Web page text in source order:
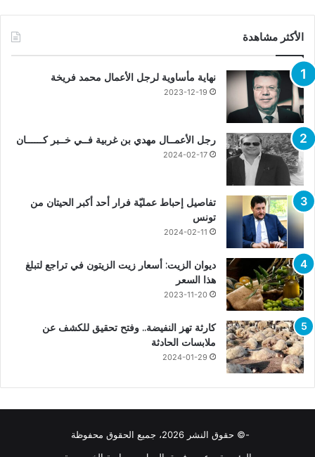
الأكثر مشاهدة
نهاية مأساوية لرجل الأعمال محمد فريخة
2023-12-19
رجل الأعمــال مهدي بن غربية فــي خــبر كــــــان
2024-02-17
تفاصيل إحباط عمليّة فرار أحد أكبر الحيتان من
تونس
2024-02-11
ديوان الزيت: أسعار زيت الزيتون في تراجع لتبلغ
هذا السعر
2023-11-20
كارثة تهز النفيضة.. وفتح تحقيق للكشف عن
ملابسات الحادثة
2024-01-29
-© حقوق النشر 2026، جميع الحقوق محفوظة